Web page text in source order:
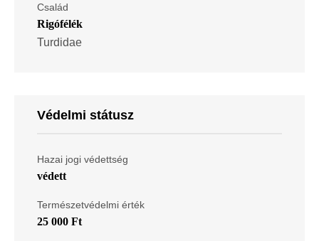
Család
Rigófélék
Turdidae
Védelmi státusz
Hazai jogi védettség
védett
Természetvédelmi érték
25 000 Ft